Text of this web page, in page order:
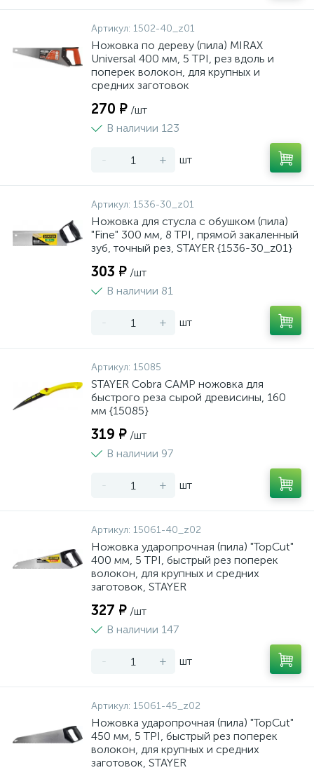
Артикул: 1502-40_z01
Ножовка по дереву (пила) MIRAX
Universal 400 мм, 5 TPI, рез вдоль и
поперек волокон, для крупных и
средних заготовок
270 ₽ /шт
В наличии 123
- + шт
Артикул: 1536-30_z01
Ножовка для стусла c обушком (пила)
"Fine" 300 мм, 8 TPI, прямой закаленный
зуб, точный рез, STAYER {1536-30_z01}
303 ₽ /шт
В наличии 81
- + шт
Артикул: 15085
STAYER Cobra CAMP ножовка для
быстрого реза сырой древисины, 160
мм {15085}
319 ₽ /шт
В наличии 97
- + шт
Артикул: 15061-40_z02
Ножовка ударопрочная (пила) "TopCut"
400 мм, 5 TPI, быстрый рез поперек
волокон, для крупных и средних
заготовок, STAYER
327 ₽ /шт
В наличии 147
- + шт
Артикул: 15061-45_z02
Ножовка ударопрочная (пила) "TopCut"
450 мм, 5 TPI, быстрый рез поперек
волокон, для крупных и средних
заготовок, STAYER